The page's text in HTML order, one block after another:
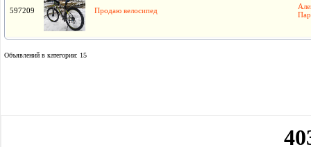
597209 Продаю велосипед
Объявлений в категории: 15